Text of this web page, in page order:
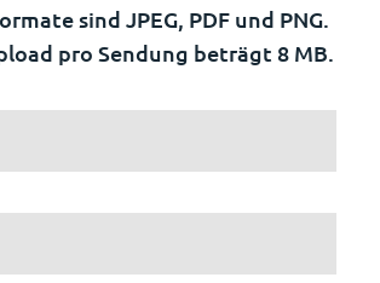
sind JPEG, PDF und PNG.
pro Sendung beträgt 8 MB.